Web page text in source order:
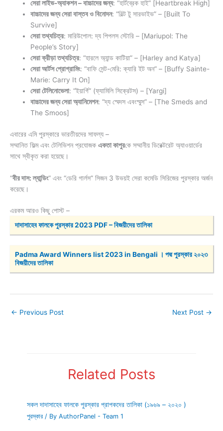
সেরা লাইভ-অ্যাকশন – বাচ্চাদের জন্য: “হার্টব্রেক হাই” [Heartbreak High]
বাচ্চাদের জন্য সেরা বাস্তব ও বিনোদন: “বিল্ট টু সারভাইভ” – [Built To
Survive]
সেরা তথ্যচিত্র: মারিউপোল: দ্য পিপলস স্টোরি – [Mariupol: The
People’s Story]
সেরা ক্রীড়া তথ্যচিত্র: “হারলে অ্যান্ড কাটিয়া” – [Harley and Katya]
সেরা আর্টস প্রোগ্রামিং: “বাফি সেন্ট-মেরি: ক্যারি ইট অন” – [Buffy Sainte-
Marie: Carry It On]
সেরা টেলিনোভেলা: “ইয়ার্গি” (ফ্যামিলি সিক্রেটস) – [Yargi]
বাচ্চাদের জন্য সেরা অ্যানিমেশন: “দ্য স্মেদস এবংস্মুস” – [The Smeds and
The Smoos]
এবারের এমি পুরস্কারে ভারতীয়দের সাফল্য –
সম্মানিত ফিল্ম এবং টেলিভিশন প্রযোজক একতা কাপুরকে সম্মানীয় ডিরেক্টরেট অ্যাওয়ার্ডের
সাথে স্বীকৃত করা হয়েছে।
“বীর দাস: ল্যান্ডিং” এবং “ডেরি গার্লস” সিজন 3 উভয়ই সেরা কমেডি সিরিজের পুরস্কার অর্জন
করেছে।
এরকম আরও কিছু পোস্ট –
দাদাসাহেব ফালকে পুরস্কার 2023 PDF – বিজয়ীদের তালিকা
Padma Award Winners list 2023 in Bengali । পদ্ম পুরস্কার ২০২৩
বিজয়ীদের তালিকা
← Previous Post Next Post →
Related Posts
সকল দাদাসাহেব ফালকে পুরস্কার প্রাপকদের তালিকা (১৯৬৯ – ২০২০ )
পুরস্কার / ByAuthorPanel - Team 1